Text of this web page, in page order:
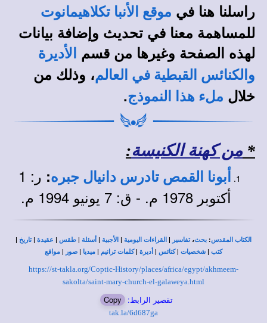
راسلنا هنا في موقع الأنبا تكلاهيمانوت
للمساهمة معنا في تحديث وإضافة بيانات
لهذه الصفحة وغيرها من قسم
الأديرة
والكنائس القبطية في العالم، وذلك من
خلال ملء هذا النموذج.
* من كهنة الكنيسة:
أبونا القمص تادرس دانيال جبره:
ر: 1
أكتوبر 1978 م. - ق: 7 يونيو 1994 م.
الكتاب المقدس: بحث،تفاسير | القراءات اليومية | الأجبية | أسئلة | طقس | عقيدة |تاريخ |
كتب | شخصيات |كنائس | أديرة |كلمات ترانيم | ميديا | صور | مواقع
https://st-takla.org/Coptic-History/places/africa/egypt/akhmeem-
sakolta/saint-mary-church-el-galaweya.html
تقصير الرابط: Copy
tak.la/6d687ga